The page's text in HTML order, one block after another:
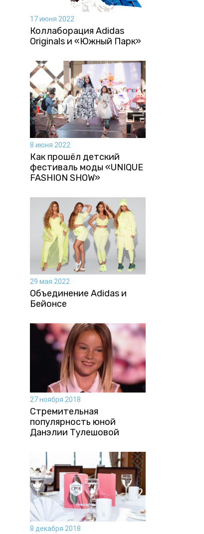
17 июня 2022
Коллаборация Аdidas
Originals и «Южный Парк»
8 июня 2022
Как прошёл детский
фестиваль моды «UNIQUE
FASHION SHOW»
29 мая 2022
Объединение Adidas и
Бейонсе
27 ноября 2018
Стремительная
популярность юной
Данэлии Тулешовой
8 декабря 2018